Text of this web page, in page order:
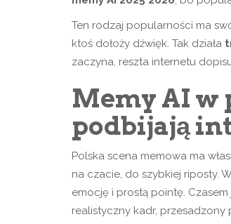
Ten rodzaj popularności ma
ktoś dołoży dźwięk. Tak działa
zaczyna, reszta internetu
Memy AI w
podbijają
Polska scena memowa ma
na czacie, do szybkiej riposty.
emocję i prostą pointę. Czasem
realistyczny kadr,